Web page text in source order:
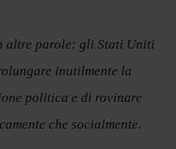
altre parole: gli Stati Uniti
inutilmente la
politica e di rovinare
che socialmente.